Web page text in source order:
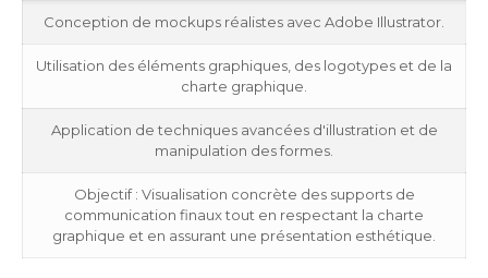
Conception de mockups réalistes avec Adobe Illustrator.
Utilisation des éléments graphiques, des logotypes et de la
charte graphique.
Application de techniques avancées d'illustration et de
manipulation des formes.
Objectif : Visualisation concrète des supports de
communication finaux tout en respectant la charte
graphique et en assurant une présentation esthétique.